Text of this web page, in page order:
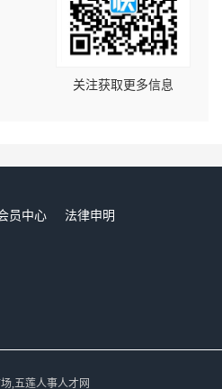
关注获取更多信息
员中心
法律申明
,五莲人事人才网